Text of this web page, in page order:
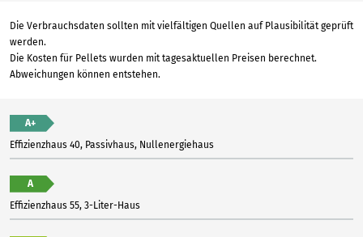
Die Verbrauchsdaten sollten mit vielfältigen Quellen auf Plausibilität geprüft
werden.
Die Kosten für Pellets wurden mit tagesaktuellen Preisen berechnet.
Abweichungen können entstehen.
A+
Effizienzhaus 40, Passivhaus, Nullenergiehaus
A
Effizienzhaus 55, 3-Liter-Haus